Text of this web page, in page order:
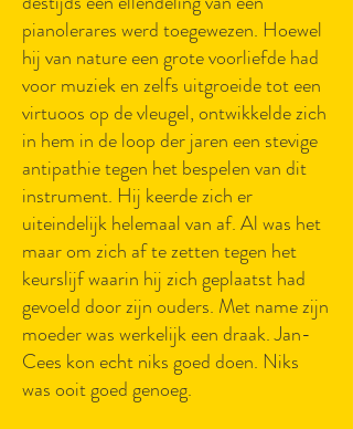
pianolerares werd toegewezen. Hoewel
hij van nature een grote voorliefde had
voor muziek en zelfs uitgroeide tot een
virtuoos op de vleugel, ontwikkelde zich
in hem in de loop der jaren een stevige
antipathie tegen het bespelen van dit
instrument. Hij keerde zich er
uiteindelijk helemaal van af. Al was het
maar om zich af te zetten tegen het
keurslijf waarin hij zich geplaatst had
gevoeld door zijn ouders. Met name zijn
moeder was werkelijk een draak. Jan-
Cees kon echt niks goed doen. Niks
was ooit goed genoeg.